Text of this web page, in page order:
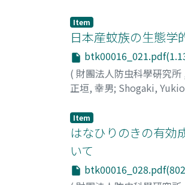
Item
日本産蚊族の生態学
( 財團法人防虫科學硏究所
正垣, 幸男; Shogaki, Yukio
Item
はなひりのきの有効
いて